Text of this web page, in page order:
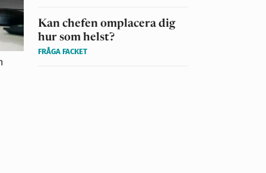
Kan chefen omplacera dig
hur som helst?
FRÅGA FACKET